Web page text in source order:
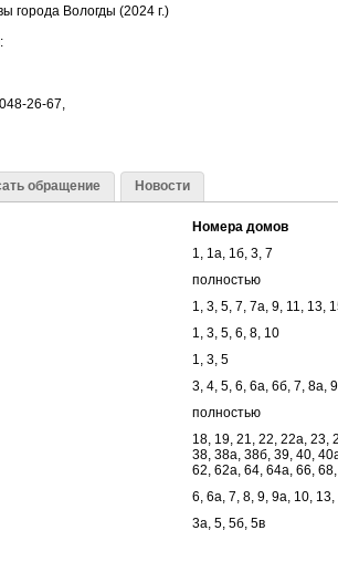
города Вологды (2024 г.)
:
26-67,
обращение Новости
Номера домов
1, 1а, 1б, 3, 7
полностью
1, 3, 5, 7, 7а, 9, 11, 13,
1, 3, 5, 6, 8, 10
1, 3, 5
3, 4, 5, 6, 6а, 6б, 7, 8а,
полностью
18, 19, 21, 22, 22а, 23,
38, 38а, 38б, 39, 40,
62, 62а, 64, 64а, 66,
6, 6а, 7, 8, 9, 9а, 10,
3а, 5, 5б, 5в